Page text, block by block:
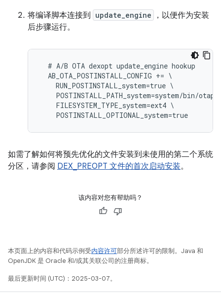
将编译脚本连接到 update_engine
，以便作为安装
后步骤运行。
  # A/B OTA dexopt update_engine hookup
  AB_OTA_POSTINSTALL_CONFIG += \
    RUN_POSTINSTALL_system=true \
POSTINSTALL_PATH_system=system/bin/
    FILESYSTEM_TYPE_system=ext4 \
如需了解如何将预先优化的文件安装到未使用的第二个系统
分区，请参阅 DEX_PREOPT 文件的首次启动安装。
该内容对您有帮助吗？
本页面上的内容和代码示例受内容许可部分所述许可的限制。Java 和
OpenJDK 是 Oracle 和/或其关联公司的注册商标。
最后更新时间 (UTC)：2025-03-07。